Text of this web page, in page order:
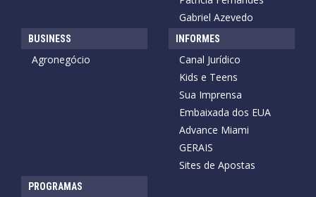
Gabriel Azevedo
BUSINESS
Agronegócio
INFORMES
Canal Jurídico
Kids e Teens
Sua Imprensa
Embaixada dos EUA
Advance Miami
GERAIS
Sites de Apostas
PROGRAMAS